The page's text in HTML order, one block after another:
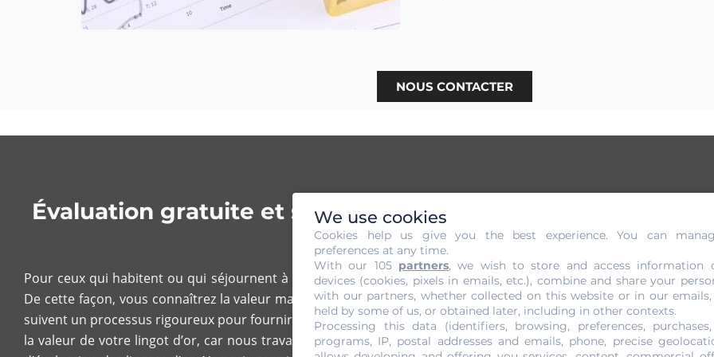
NOUS CONTACTER
Évaluation gratuite et sans Engagement de votre lingot
Billancourt
Pour ceux qui habitent ou qui séjournent à Boulogne-Billancourt, la Gold Or Cash leur propose uneexpertise
De cette façon, vous connaîtrez la valeur marchande de votre propriété. Vous pouvez alors décider de nous le
suivent un processus rigoureux pour fournir un service de qualité à nos clients. Vous avez le droit d’assister à
la valeur de votre lingot d’or, car nous travaillons dans une transparence absolue. Nous ne facturons pas de
We use cookies
Cookies help us give you the best experience. You can
preferences at any time.
With our 105 partners, we wish to store and access information
devices (cookies, pixels in emails, etc.), combine and share your
with our partners, whether collected on this website or in our emails,
held by some of us, or obtained later, including in other contexts.
Processing this data (identifiers, browsing, preferences,
programs, IP, postal addresses and emails, phone, precise